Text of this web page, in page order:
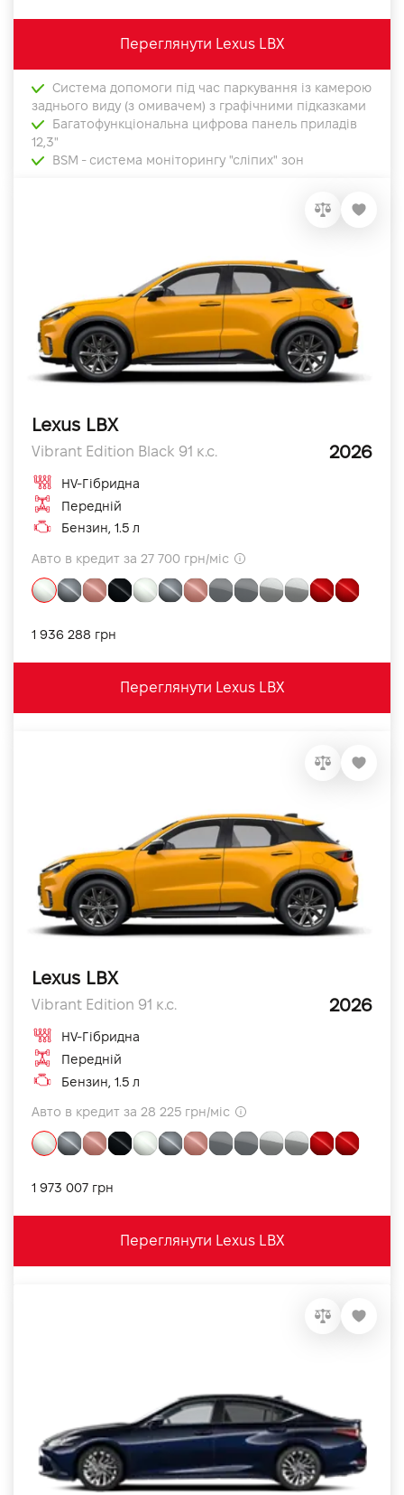
Переглянути Lexus LBX
Система допомоги під час паркування із камерою
заднього виду (з омивачем) з графічними підказками
Багатофункціональна цифрова панель приладів
12,3"
BSM - cистема моніторингу "сліпих" зон
Lexus LBX
Vibrant Edition Black 91 к.с. 2026
HV-Гібридна
Передній
Бензин, 1.5 л
Авто в кредит за 27 700 грн/міс
1 936 288 грн
Переглянути Lexus LBX
Lexus LBX
Vibrant Edition 91 к.с. 2026
HV-Гібридна
Передній
Бензин, 1.5 л
Авто в кредит за 28 225 грн/міс
1 973 007 грн
Переглянути Lexus LBX